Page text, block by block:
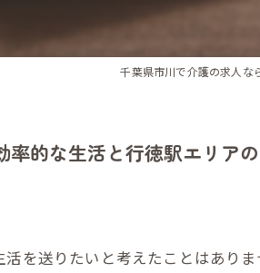
千葉県市川で介護の求人な
率的な生活と行徳駅エリア
を送りたいと考えたことはあり